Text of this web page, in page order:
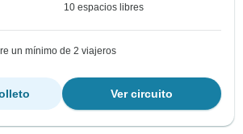
10 espacios libres
un mínimo de 2 viajeros
Ver circuito